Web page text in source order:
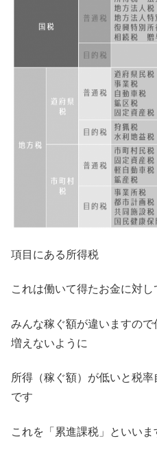
項目にある所得税
これは働いて得たお金に対
みんな稼ぐ額が違いますの
増えないように
所得（稼ぐ額）が低いと税
です
これを「累進課税」といいま